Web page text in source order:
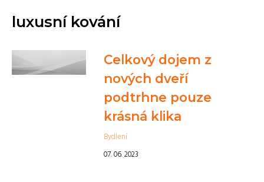
luxusní kování
Celkový dojem z
nových dveří
podtrhne pouze
krásná klika
Bydlení
07. 06. 2023